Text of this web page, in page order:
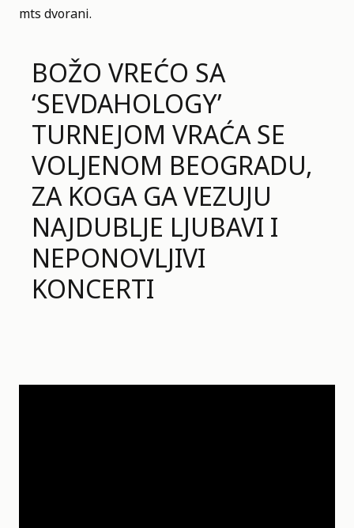
mts dvorani.
BOŽO VREĆO SA
‘SEVDAHOLOGY’
TURNEJOM VRAĆA SE
VOLJENOM BEOGRADU,
ZA KOGA GA VEZUJU
NAJDUBLJE LJUBAVI I
NEPONOVLJIVI
KONCERTI